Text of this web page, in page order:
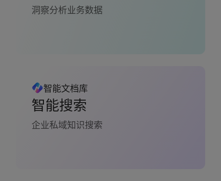
洞察分析业务数据
智能文档库
智能搜索
企业私域知识搜索